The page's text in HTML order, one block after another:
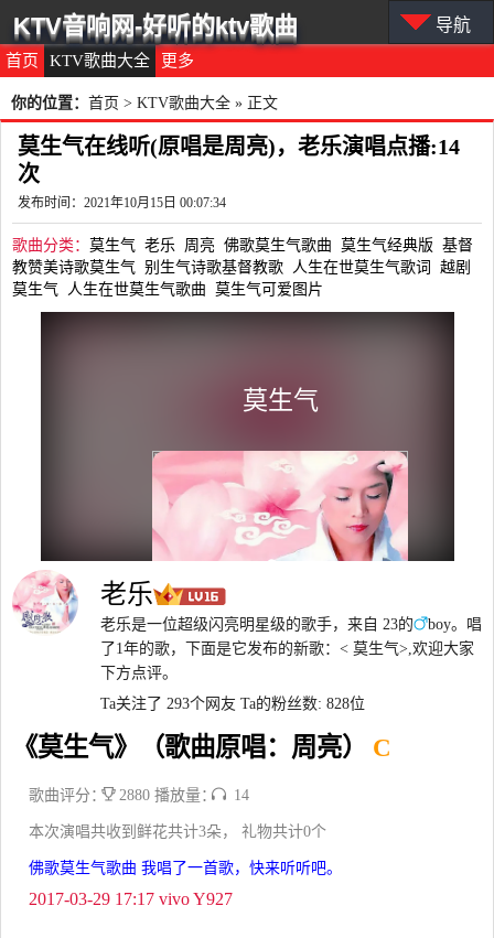
首页 KTV歌曲大全 更多
KTV音响网-好听的ktv歌曲 导航
你的位置： 首页 > KTV歌曲大全 » 正文
莫生气在线听(原唱是周亮)，老乐演唱点播:14
次
发布时间：2021年10月15日 00:07:34
歌曲分类： 莫生气 老乐 周亮 佛歌莫生气歌曲 莫生气经典版 基督
教赞美诗歌莫生气 别生气诗歌基督教歌 人生在世莫生气歌词
越剧
莫生气 人生在世莫生气歌曲 莫生气可爱图片
老乐
老乐是一位超级闪亮明星级的歌手，来自 23的
boy。唱
了1年的歌，下面是它发布的新歌：< 莫生气>,欢迎大家
下方点评。
Ta关注了 293个网友 Ta的粉丝数: 828位
《莫生气》（歌曲原唱：周亮） C
歌曲评分： 2880 播放量： 14
本次演唱共收到鲜花共计3朵， 礼物共计0个
佛歌莫生气歌曲 我唱了一首歌，快来听听吧。
2017-03-29 17:17 vivo Y927